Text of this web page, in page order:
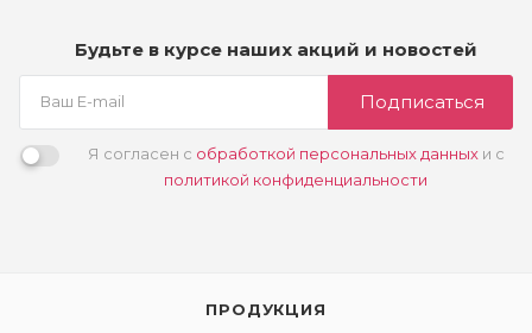
Будьте в курсе наших акций и новостей
Подписаться
Я согласен с обработкой персональных данныхи с
политикой конфиденциальности
ПРОДУКЦИЯ